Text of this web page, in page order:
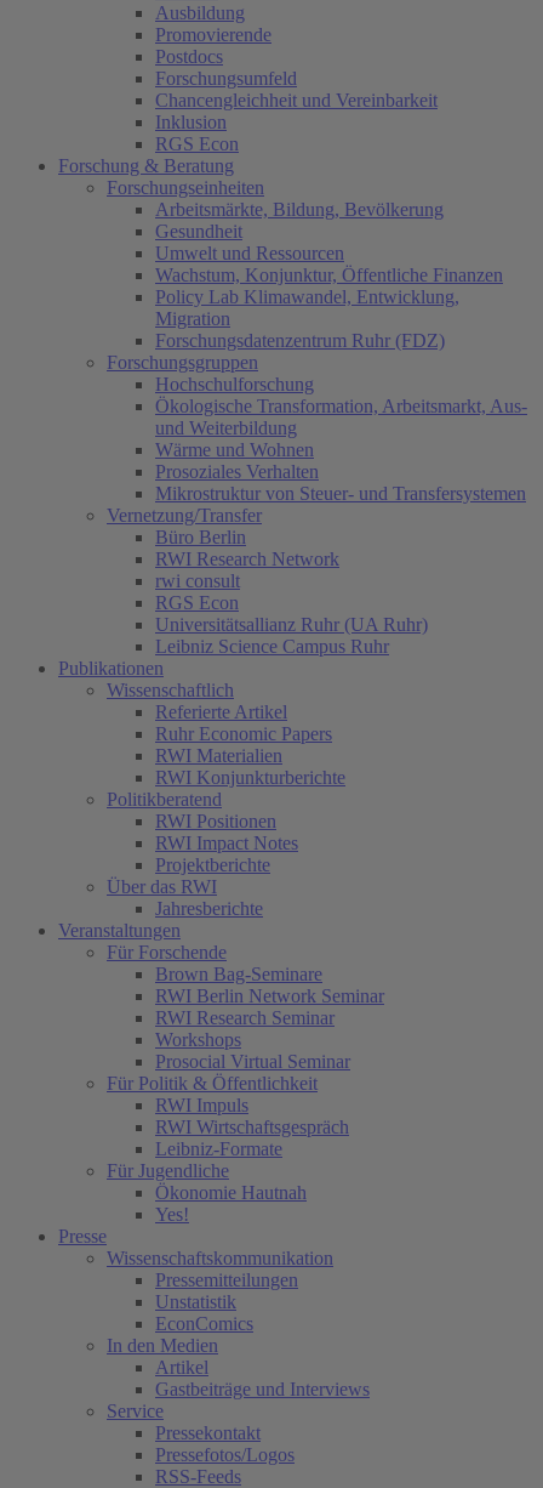
Ausbildung
Promovierende
Postdocs
Forschungsumfeld
Chancengleichheit und Vereinbarkeit
Inklusion
RGS Econ
Forschung & Beratung
Forschungseinheiten
Arbeitsmärkte, Bildung, Bevölkerung
Gesundheit
Umwelt und Ressourcen
Wachstum, Konjunktur, Öffentliche Finanzen
Policy Lab Klimawandel, Entwicklung,
Migration
Forschungsdatenzentrum Ruhr (FDZ)
Forschungsgruppen
Hochschulforschung
Ökologische Transformation, Arbeitsmarkt, Aus-
und Weiterbildung
Wärme und Wohnen
Prosoziales Verhalten
Mikrostruktur von Steuer- und Transfersystemen
Vernetzung/Transfer
Büro Berlin
RWI Research Network
rwi consult
RGS Econ
Universitätsallianz Ruhr (UA Ruhr)
Leibniz Science Campus Ruhr
Publikationen
Wissenschaftlich
Referierte Artikel
Ruhr Economic Papers
RWI Materialien
RWI Konjunkturberichte
Politikberatend
RWI Positionen
RWI Impact Notes
Projektberichte
Über das RWI
Jahresberichte
Veranstaltungen
Für Forschende
Brown Bag-Seminare
RWI Berlin Network Seminar
RWI Research Seminar
Workshops
Prosocial Virtual Seminar
Für Politik & Öffentlichkeit
RWI Impuls
RWI Wirtschaftsgespräch
Leibniz-Formate
Für Jugendliche
Ökonomie Hautnah
Yes!
Presse
Wissenschaftskommunikation
Pressemitteilungen
Unstatistik
EconComics
In den Medien
Artikel
Gastbeiträge und Interviews
Service
Pressekontakt
Pressefotos/Logos
RSS-Feeds